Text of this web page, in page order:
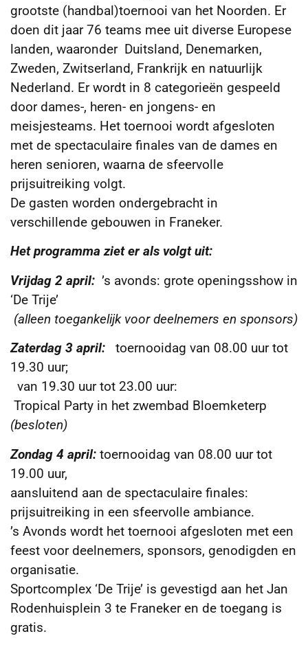
grootste (handbal)toernooi van het Noorden. Er
doen dit jaar 76 teams mee uit diverse Europese
landen, waaronder Duitsland, Denemarken,
Zweden, Zwitserland, Frankrijk en natuurlijk
Nederland. Er wordt in 8 categorieën gespeeld
door dames-, heren- en jongens- en
meisjesteams. Het toernooi wordt afgesloten
met de spectaculaire finales van de dames en
heren senioren, waarna de sfeervolle
prijsuitreiking volgt.
De gasten worden ondergebracht in
verschillende gebouwen in Franeker.
Het programma ziet er als volgt uit:
Vrijdag 2 april: ’s avonds: grote openingsshow in
‘De Trije’
(alleen toegankelijk voor deelnemers en sponsors)
Zaterdag 3 april: toernooidag van 08.00 uur tot
19.30 uur;
van 19.30 uur tot 23.00 uur:
Tropical Party in het zwembad Bloemketerp
(besloten)
Zondag 4 april: toernooidag van 08.00 uur tot
19.00 uur,
aansluitend aan de spectaculaire finales:
prijsuitreiking in een sfeervolle ambiance.
’s Avonds wordt het toernooi afgesloten met een
feest voor deelnemers, sponsors, genodigden en
organisatie.
Sportcomplex ‘De Trije’ is gevestigd aan het Jan
Rodenhuisplein 3 te Franeker en de toegang is
gratis.